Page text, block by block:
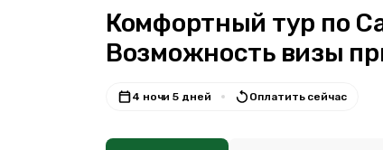
Комфортный тур по
Возможность визы
4 ночи 5 дней Оплатить сейчас